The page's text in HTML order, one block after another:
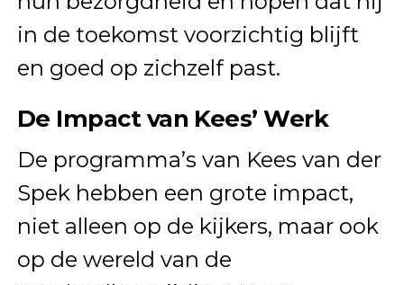
in de toekomst voorzichtig blijft
en goed op zichzelf past.
De Impact van Kees’ Werk
De programma’s van Kees van der
Spek hebben een grote impact,
niet alleen op de kijkers, maar ook
op de wereld van de